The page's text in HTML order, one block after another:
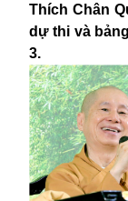
Thích Chân
dự thi và
3.